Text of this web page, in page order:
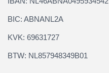
BIC: ABNANL2A
KVK: 69631727
BTW: NL857948349B01